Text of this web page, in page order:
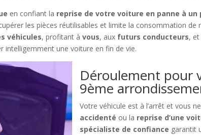
en confiant la reprise de votre voiture en panne à
les pièces réutilisables et limite la consommation de
véhicules, profitant àvous, aux futurs conducteurs, et
intelligemment une voiture en fin de vie.
Déroulement pour
9ème
Votre véhicule est à l’arrêt et vous
accidenté ou la reprise d’une
spécialiste de confiance garantit